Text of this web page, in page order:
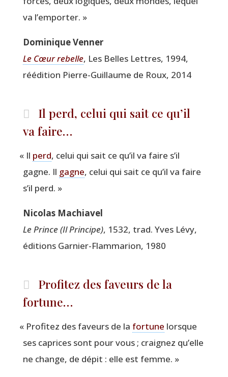
va l’emporter. »
Domi­nique Venner
Le Cœur rebelle, Les Belles Lettres, 1994,
réédi­tion Pierre-Guillaume de Roux, 2014
Il perd, celui qui sait ce qu’il
va faire…
« Il perd, celui qui sait ce qu’il va faire s’il
gagne. Il gagne, celui qui sait ce qu’il va faire
s’il perd. »
Nico­las Machiavel
Le Prince (Il Prin­cipe), 1532, trad. Yves Lévy,
édi­tions Gar­nier-Flam­ma­rion, 1980
Profitez des faveurs de la
fortune…
« Pro­fi­tez des faveurs de la for­tune lorsque
ses caprices sont pour vous ; crai­gnez qu’elle
ne change, de dépit : elle est femme. »